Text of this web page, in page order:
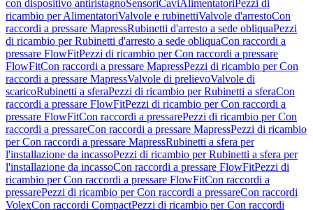
con dispositivo antiristagnoSensoriCaviAlimentatori Pezzi di
ricambio per AlimentatoriValvole e rubinettiValvole d'arrestoCon
raccordi a pressare MapressRubinetti d'arresto a sede obliquaPezzi
di ricambio per Rubinetti d'arresto a sede obliquaCon raccordi a
pressare FlowFitPezzi di ricambio per Con raccordi a pressare
FlowFitCon raccordi a pressare MapressPezzi di ricambio per Con
raccordi a pressare MapressValvole di prelievoValvole di
scaricoRubinetti a sferaPezzi di ricambio per Rubinetti a sferaCon
raccordi a pressare FlowFitPezzi di ricambio per Con raccordi a
pressare FlowFitCon raccordi a pressarePezzi di ricambio per Con
raccordi a pressareCon raccordi a pressare MapressPezzi di ricambio
per Con raccordi a pressare MapressRubinetti a sfera per
l'installazione da incassoPezzi di ricambio per Rubinetti a sfera per
l'installazione da incassoCon raccordi a pressare FlowFitPezzi di
ricambio per Con raccordi a pressare FlowFitCon raccordi a
pressarePezzi di ricambio per Con raccordi a pressareCon raccordi
VolexCon raccordi CompactPezzi di ricambio per Con raccordi